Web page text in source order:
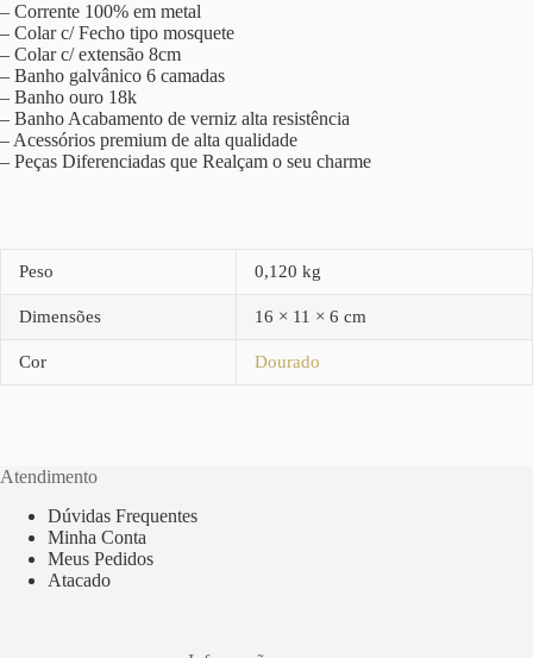
– Corrente 100% em metal
– Colar c/ Fecho tipo mosquete
– Colar c/ extensão 8cm
– Banho galvânico 6 camadas
– Banho ouro 18k
– Banho Acabamento de verniz alta resistência
– Acessórios premium de alta qualidade
– Peças Diferenciadas que Realçam o seu charme
Peso 0,120 kg
Dimensões 16 × 11 × 6 cm
Cor Dourado
Atendimento
Dúvidas Frequentes
Minha Conta
Meus Pedidos
Atacado